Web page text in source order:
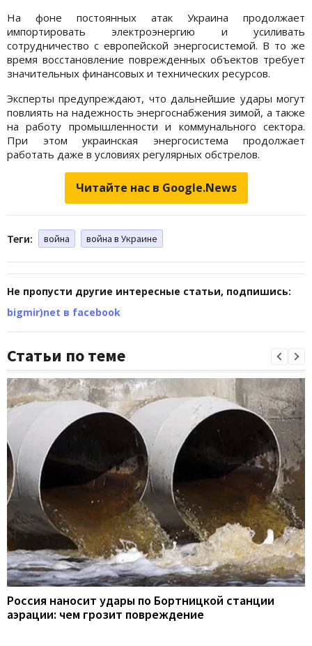
На фоне постоянных атак Украина продолжает
импортировать электроэнергию и усиливать
сотрудничество с европейской энергосистемой. В то же
время восстановление поврежденных объектов требует
значительных финансовых и технических ресурсов.
Эксперты предупреждают, что дальнейшие удары могут
повлиять на надежность энергоснабжения зимой, а также
на работу промышленности и коммунального сектора.
При этом украинская энергосистема продолжает
работать даже в условиях регулярных обстрелов.
Читайте нас в Google.News
Теги: война война в Украине
Не пропусти другие интересные статьи, подпишись:
bigmir)net в facebook
Статьи по теме
Россия наносит удары по Бортницкой станции
аэрации: чем грозит повреждение